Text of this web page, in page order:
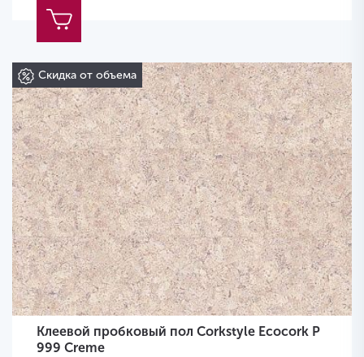
Скидка от объема
Клеевой пробковый пол Corkstyle Ecocork P
999 Creme